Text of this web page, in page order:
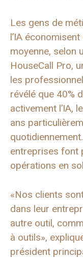
Les gens de
l’IA
moyenne, selon
HouseCall Pro,
les
révélé que 40%
activement l’IA,
ans
entreprises font
opérations en
«Nos clients
dans leur
autre outil,
à outils»,
président